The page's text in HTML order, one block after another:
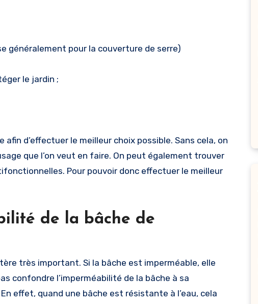
pour la couverture de serre)
le jardin ;
d’effectuer le meilleur choix possible. Sans cela, on
que l’on veut en faire. On peut également trouver
Pour pouvoir donc effectuer le meilleur
de la bâche de
très important. Si la bâche est imperméable, elle
confondre l’imperméabilité de la bâche à sa
effet, quand une bâche est résistante à l’eau, cela